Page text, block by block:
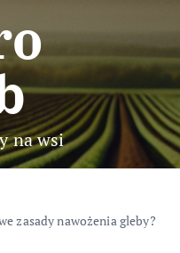
na wsi
zasady nawożenia gleby?